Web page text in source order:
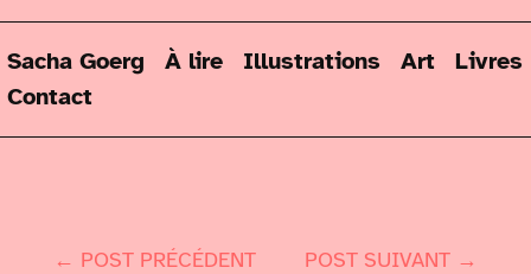
Sacha Goerg À lire Illustrations Art
Livres
Contact
← POST PRÉCÉDENT POST SUIVANT →